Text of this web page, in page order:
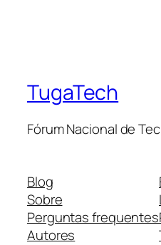
TugaTech
Fórum Nacional de
Blog
Sobre
Perguntas frequentes
Autores